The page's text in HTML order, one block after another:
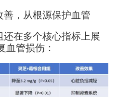
善，从根源保护血管
在多个核心指标上展
血管损伤：